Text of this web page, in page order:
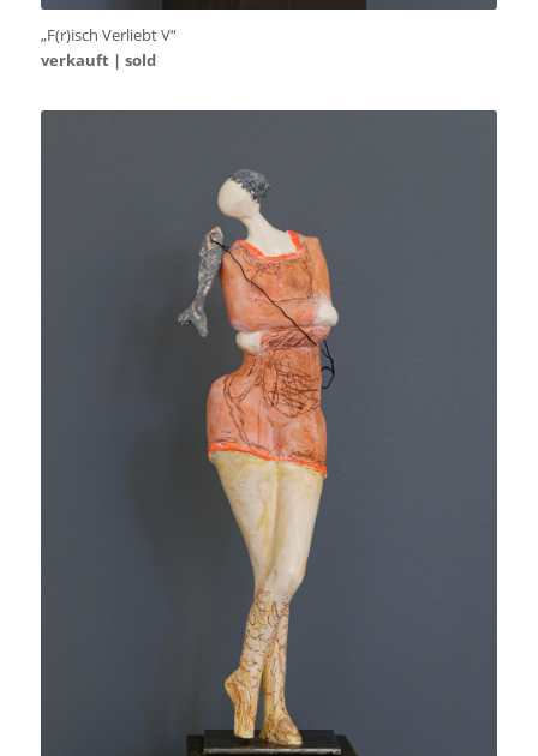
„F(r)isch Verliebt V“
verkauft | sold